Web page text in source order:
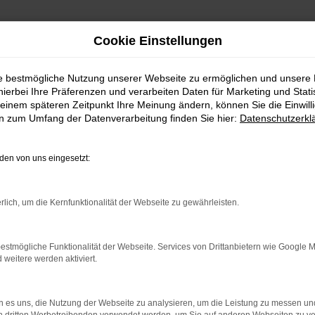
|
bald im Volvo S60
in Saalfeld nichts verkehrt macht. Die Fahrzeuge des
und pannenfreie Dienste. Für Saalfeld ist ein Volvo
auf Autobahn und Landstraße geschaffen wurde.
Cookie Einstellungen
bestmögliche Nutzung unserer Webseite zu ermöglichen und unsere
Ihre Präferenzen und verarbeiten Daten für Marketing und
späteren Zeitpunkt Ihre Meinung ändern, können Sie die
zum Umfang der Datenverarbeitung finden Sie hier:
von uns eingesetzt:
um die Kernfunktionalität der Webseite zu gewährleisten.
Funktionalität der Webseite. Services von Drittanbietern wie Google
weitere werden aktiviert.
es uns, die Nutzung der Webseite zu analysieren, um die Leistung zu messen